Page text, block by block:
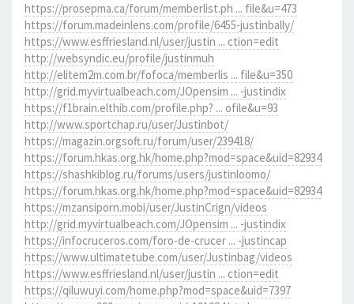
https://prosepma.ca/forum/memberlist.ph ... file&u=473
https://forum.madeinlens.com/profile/6455-justinbally/
https://www.esffriesland.nl/user/justin ... ction=edit
http://websyndic.eu/profile/justinmuh
http://elitem2m.com.br/fofoca/memberlis ... file&u=350
http://grid.myvirtualbeach.com/JOpensim ... -justindix
https://f1brain.elthib.com/profile.php? ... ofile&u=93
http://www.sportchap.ru/user/Justinbot/
https://magazin.orgsoft.ru/forum/user/239418/
https://forum.hkas.org.hk/home.php?mod=space&uid=82934
https://shashkiblog.ru/forums/users/justinloomo/
https://forum.hkas.org.hk/home.php?mod=space&uid=82934
https://mzansiporn.mobi/user/JustinCrign/videos
http://grid.myvirtualbeach.com/JOpensim ... -justindix
https://infocruceros.com/foro-de-crucer ... -justincap
https://www.ultimatetube.com/user/Justinbag/videos
https://www.esffriesland.nl/user/justin ... ction=edit
https://qiluwuyi.com/home.php?mod=space&uid=7397